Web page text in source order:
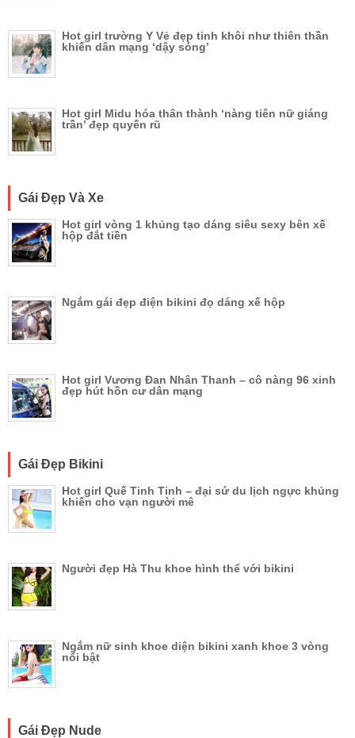
Hot girl trường Y Vẻ đẹp tinh khôi như thiên thần
khiến dân mạng ‘dậy sóng’
Hot girl Midu hóa thân thành ‘nàng tiên nữ giáng
trần’ đẹp quyến rũ
Gái Đẹp Và Xe
Hot girl vòng 1 khủng tạo dáng siêu sexy bên xế
hộp đắt tiền
Ngắm gái đẹp điện bikini đọ dáng xế hộp
Hot girl Vương Đan Nhân Thanh – cô nàng 96 xinh
đẹp hút hồn cư dân mạng
Gái Đẹp Bikini
Hot girl Quế Tinh Tinh – đại sứ du lịch ngực khủng
khiến cho vạn người mê
Người đẹp Hà Thu khoe hình thể với bikini
Ngắm nữ sinh khoe diện bikini xanh khoe 3 vòng
nổi bật
Gái Đẹp Nude